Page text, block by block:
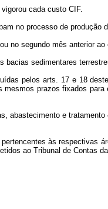
cada custo CIF.
no processo de produção
no segundo mês anterior ao
bacias sedimentares
pelos arts. 17 e 18
prazos fixados
e
às respectivas
ao Tribunal de Contas